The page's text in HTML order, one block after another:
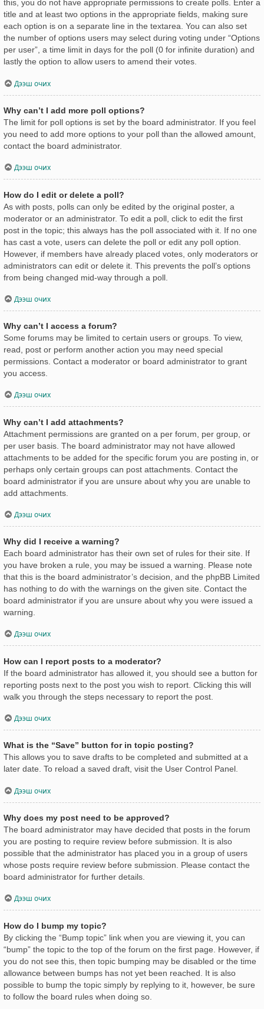
this, you do not have appropriate permissions to create polls. Enter a
title and at least two options in the appropriate fields, making sure
each option is on a separate line in the textarea. You can also set
the number of options users may select during voting under “Options
per user”, a time limit in days for the poll (0 for infinite duration) and
lastly the option to allow users to amend their votes.
Дээш очих
Why can’t I add more poll options?
The limit for poll options is set by the board administrator. If you feel
you need to add more options to your poll than the allowed amount,
contact the board administrator.
Дээш очих
How do I edit or delete a poll?
As with posts, polls can only be edited by the original poster, a
moderator or an administrator. To edit a poll, click to edit the first
post in the topic; this always has the poll associated with it. If no one
has cast a vote, users can delete the poll or edit any poll option.
However, if members have already placed votes, only moderators or
administrators can edit or delete it. This prevents the poll’s options
from being changed mid-way through a poll.
Дээш очих
Why can’t I access a forum?
Some forums may be limited to certain users or groups. To view,
read, post or perform another action you may need special
permissions. Contact a moderator or board administrator to grant
you access.
Дээш очих
Why can’t I add attachments?
Attachment permissions are granted on a per forum, per group, or
per user basis. The board administrator may not have allowed
attachments to be added for the specific forum you are posting in, or
perhaps only certain groups can post attachments. Contact the
board administrator if you are unsure about why you are unable to
add attachments.
Дээш очих
Why did I receive a warning?
Each board administrator has their own set of rules for their site. If
you have broken a rule, you may be issued a warning. Please note
that this is the board administrator’s decision, and the phpBB Limited
has nothing to do with the warnings on the given site. Contact the
board administrator if you are unsure about why you were issued a
warning.
Дээш очих
How can I report posts to a moderator?
If the board administrator has allowed it, you should see a button for
reporting posts next to the post you wish to report. Clicking this will
walk you through the steps necessary to report the post.
Дээш очих
What is the “Save” button for in topic posting?
This allows you to save drafts to be completed and submitted at a
later date. To reload a saved draft, visit the User Control Panel.
Дээш очих
Why does my post need to be approved?
The board administrator may have decided that posts in the forum
you are posting to require review before submission. It is also
possible that the administrator has placed you in a group of users
whose posts require review before submission. Please contact the
board administrator for further details.
Дээш очих
How do I bump my topic?
By clicking the “Bump topic” link when you are viewing it, you can
“bump” the topic to the top of the forum on the first page. However, if
you do not see this, then topic bumping may be disabled or the time
allowance between bumps has not yet been reached. It is also
possible to bump the topic simply by replying to it, however, be sure
to follow the board rules when doing so.